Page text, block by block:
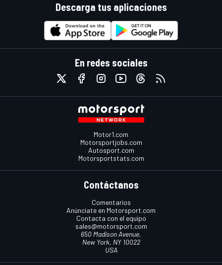
Descarga tus aplicaciones
En redes sociales
Motor1.com
Motorsportjobs.com
Autosport.com
Motorsportstats.com
Contáctanos
Comentarios
Anúnciate en Motorsport.com
Contacta con el equipo
sales@motorsport.com
650 Madison Avenue,
New York, NY 10022
USA